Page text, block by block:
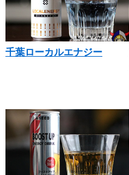
千葉ローカルエナジー